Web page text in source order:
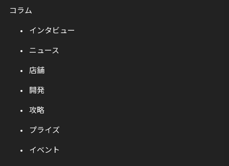
コラム
インタビュー
ニュース
店舗
開発
攻略
プライズ
イベント